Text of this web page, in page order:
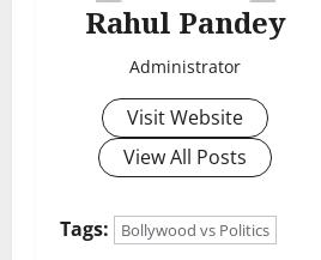
Rahul Pandey
Administrator
Visit Website
View All Posts
Tags: Bollywood vs Politics